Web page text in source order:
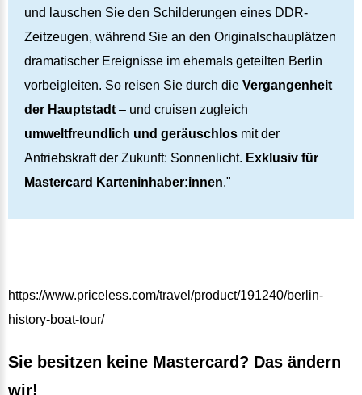
und lauschen Sie den Schilderungen eines DDR-
Zeitzeugen, während Sie an den Originalschauplätzen
dramatischer Ereignisse im ehemals geteilten Berlin
vorbeigleiten. So reisen Sie durch die Vergangenheit
der Hauptstadt – und cruisen zugleich
umweltfreundlich und geräuschlos mit der
Antriebskraft der Zukunft: Sonnenlicht. Exklusiv für
Mastercard Karteninhaber:innen."
https://www.priceless.com/travel/product/191240/berlin-
history-boat-tour/
Sie besitzen keine Mastercard? Das ändern
wir!